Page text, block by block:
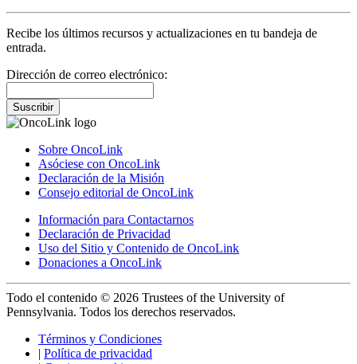
Recibe los últimos recursos y actualizaciones en tu bandeja de
entrada.
Dirección de correo electrónico:
Suscribir
Sobre OncoLink
Asóciese con OncoLink
Declaración de la Misión
Consejo editorial de OncoLink
Información para Contactarnos
Declaración de Privacidad
Uso del Sitio y Contenido de OncoLink
Donaciones a OncoLink
Todo el contenido © 2026 Trustees of the University of
Pennsylvania. Todos los derechos reservados.
Términos y Condiciones
| Política de privacidad